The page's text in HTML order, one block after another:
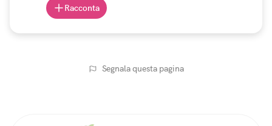
Racconta
Segnala questa pagina